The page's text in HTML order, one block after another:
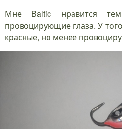
Мне Baltic нравится
провоцирующие глаза. У
красные, но менее